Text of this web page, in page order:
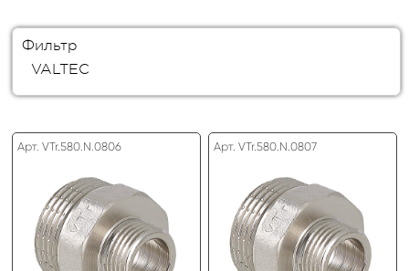
Фильтр
VALTEC
Арт. VTr.580.N.0806 Арт. VTr.580.N.0807